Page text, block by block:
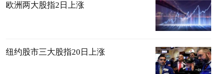
欧洲两大股指2日上涨
纽约股市三大股指20日上涨